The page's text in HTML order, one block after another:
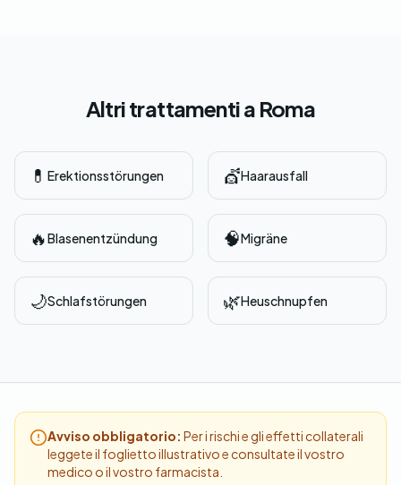
Altri trattamenti a Roma
💊 Erektionsstörungen 💇Haarausfall
🔥Blasenentzündung 🧠Migräne
🌙Schlafstörungen 🌿Heuschnupfen
Avviso obbligatorio: Per i rischi e gli effetti collaterali
leggete il foglietto illustrativo e consultate il vostro
medico o il vostro farmacista.